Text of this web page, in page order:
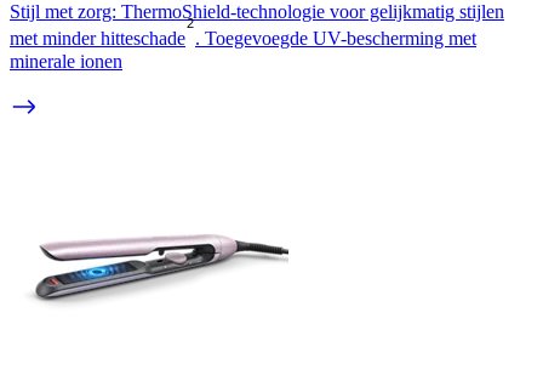
Stijl met zorg: ThermoShield-technologie voor gelijkmatig stijlen
met minder hitteschade
2
. Toegevoegde UV-bescherming met
minerale ionen